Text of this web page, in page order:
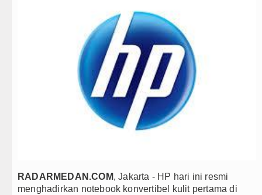
Siraman Rohani
Arsenal Dibungkam Real Betis
Chelsea Tumbang Ditekuk
Bupati Taput Sambut Kunjungan
PD AIJ Sumut Kembali Amankan
Bupati Toba Lantik 39 Pejabat,
Aceh
RADARMEDAN.COM, Jakarta - HP hari ini resmi
menghadirkan notebook konvertibel kulit pertama di